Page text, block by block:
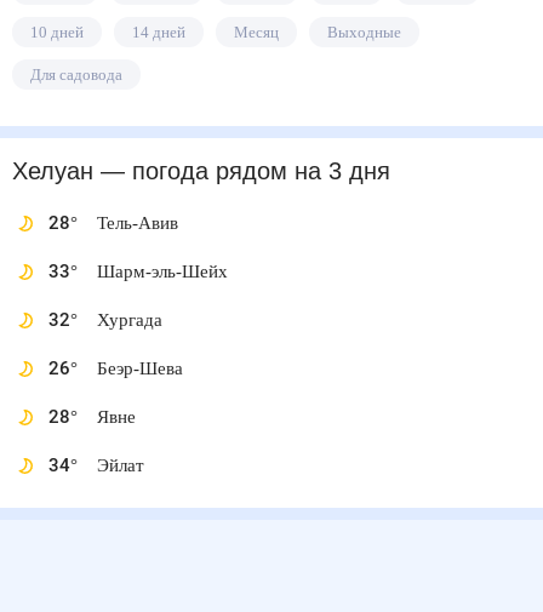
10 дней 14 дней Месяц Выходные
Для садовода
Хелуан — погода рядомна 3 дня
28° Тель-Авив
33° Шарм-эль-Шейх
32° Хургада
26° Беэр-Шева
28° Явне
34° Эйлат